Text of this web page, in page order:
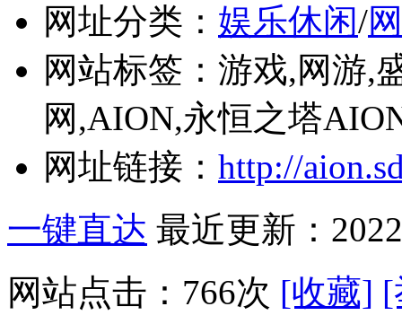
网址分类： 娱乐休闲/
网站标签： 游戏,网游,
网,AION,永恒之塔
网址链接： http://
一键直达 最近更新：
网站点击： 766次 [收藏] [